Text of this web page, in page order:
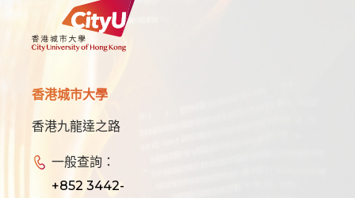
香港城市大學
香港九龍達之路
一般查詢：
+852 3442-